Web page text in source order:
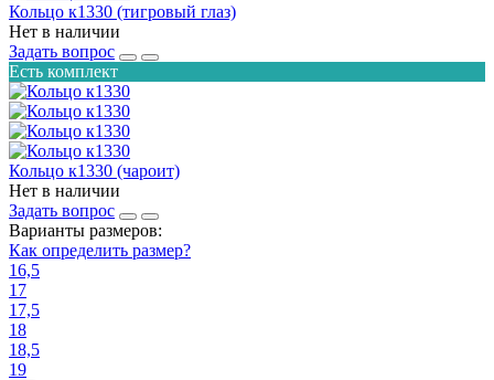
Кольцо к1330 (тигровый глаз)
Нет в наличии
Задать вопрос
Есть комплект
Кольцо к1330 (чароит)
Нет в наличии
Задать вопрос
Варианты размеров:
Как определить размер?
16,5
17
17,5
18
18,5
19